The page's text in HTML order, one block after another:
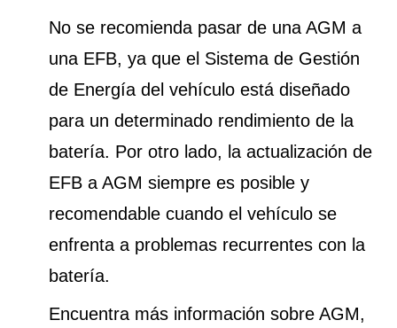
No se recomienda pasar de una AGM a
una EFB, ya que el Sistema de Gestión
de Energía del vehículo está diseñado
para un determinado rendimiento de la
batería. Por otro lado, la actualización de
EFB a AGM siempre es posible y
recomendable cuando el vehículo se
enfrenta a problemas recurrentes con la
batería.
Encuentra más información sobre AGM,